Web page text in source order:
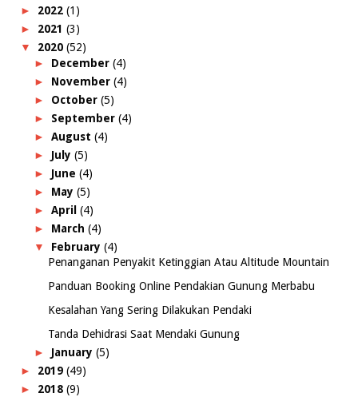
► 2022 (1)
► 2021 (3)
▼ 2020 (52)
► December (4)
► November (4)
► October (5)
► September (4)
► August (4)
► July (5)
► June (4)
► May (5)
► April (4)
► March (4)
▼ February (4)
Penanganan Penyakit Ketinggian Atau Altitude Mountain
Panduan Booking Online Pendakian Gunung Merbabu
Kesalahan Yang Sering Dilakukan Pendaki
Tanda Dehidrasi Saat Mendaki Gunung
► January (5)
► 2019 (49)
► 2018 (9)